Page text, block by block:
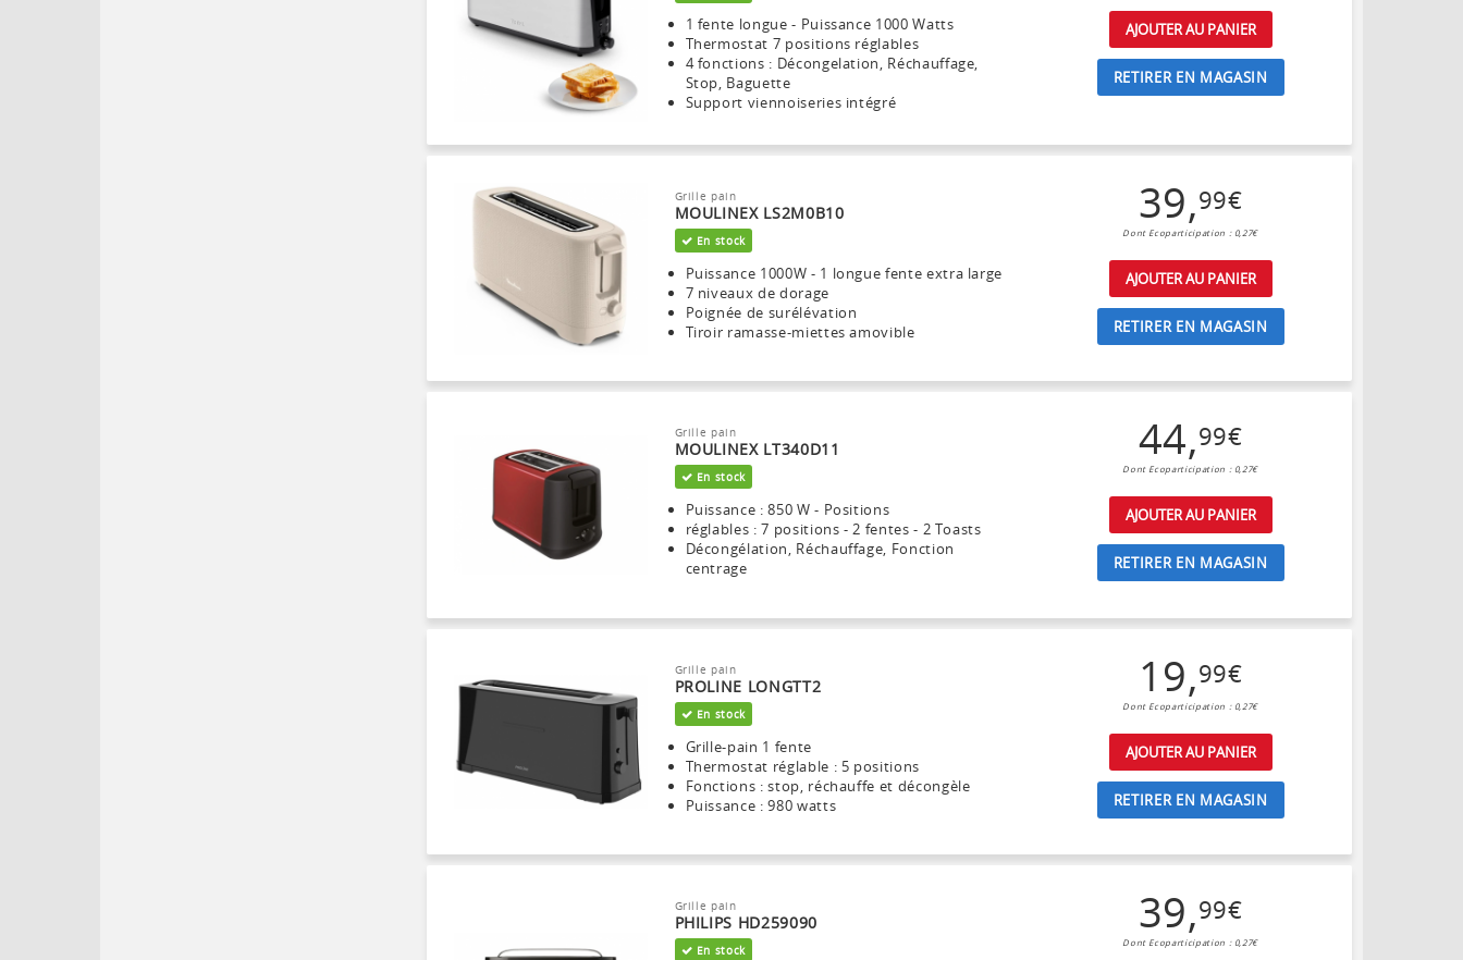
1 fente longue - Puissance 1000 Watts
Thermostat 7 positions réglables
4 fonctions : Décongelation, Réchauffage,
Stop, Baguette
Support viennoiseries intégré
AJOUTER AU PANIER
RETIRER EN MAGASIN
Grille pain
MOULINEX LS2M0B10
En stock
Puissance 1000W - 1 longue fente extra large
7 niveaux de dorage
Poignée de surélévation
Tiroir ramasse-miettes amovible
39,99€
Dont Ecoparticipation : 0,27€
AJOUTER AU PANIER
RETIRER EN MAGASIN
Grille pain
MOULINEX LT340D11
En stock
Puissance : 850 W - Positions
réglables : 7 positions - 2 fentes - 2 Toasts
Décongélation, Réchauffage, Fonction
centrage
44,99€
Dont Ecoparticipation : 0,27€
AJOUTER AU PANIER
RETIRER EN MAGASIN
Grille pain
PROLINE LONGTT2
En stock
Grille-pain 1 fente
Thermostat réglable : 5 positions
Fonctions : stop, réchauffe et décongèle
Puissance : 980 watts
19,99€
Dont Ecoparticipation : 0,27€
AJOUTER AU PANIER
RETIRER EN MAGASIN
Grille pain
PHILIPS HD259090
En stock
39,99€
Dont Ecoparticipation : 0,27€